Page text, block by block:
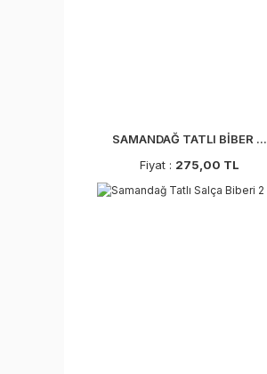
SAMANDAĞ TATLI BİBER ...
Fiyat : 275,00 TL